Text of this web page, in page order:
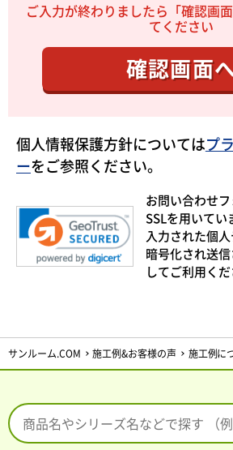
ご入力が終わりましたら「確認画
てください
確認画面
個人情報保護方針についてはプ
ーをご参照ください。
お問い合わせ
SSLを用いてい
入力された個
暗号化され送
してご利用くだ
サンルーム.COM 施工例&お客様の声 施工例に